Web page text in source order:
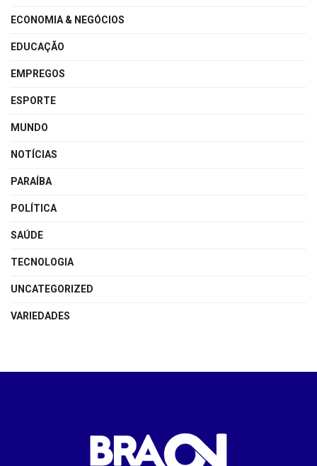
ECONOMIA & NEGÓCIOS
EDUCAÇÃO
EMPREGOS
ESPORTE
MUNDO
NOTÍCIAS
PARAÍBA
POLÍTICA
SAÚDE
TECNOLOGIA
UNCATEGORIZED
VARIEDADES